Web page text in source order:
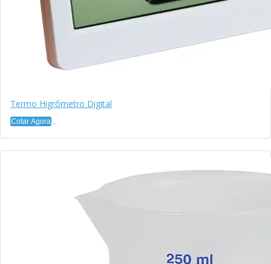
Termo Higrômetro Digital
Cotar Agora